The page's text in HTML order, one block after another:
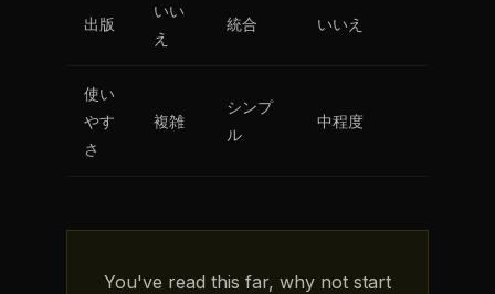
出版
いい
え
統合 いいえ
使い
やす
さ
複雑
シンプ
ル
中程度
You've read this far, why not start